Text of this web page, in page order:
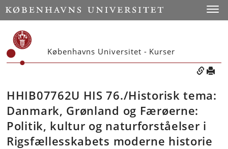
Københavns Universitet - Kurser
HHIB07762U HIS 76./Historisk tema:
Danmark, Grønland og Færøerne:
Politik, kultur og naturforståelser i
Rigsfællesskabets moderne historie